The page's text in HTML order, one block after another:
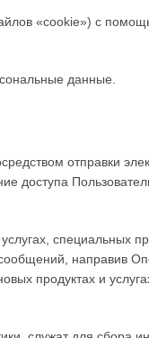
«cookie») с
данные.
отправки
доступа
специальных
направив
продуктах и